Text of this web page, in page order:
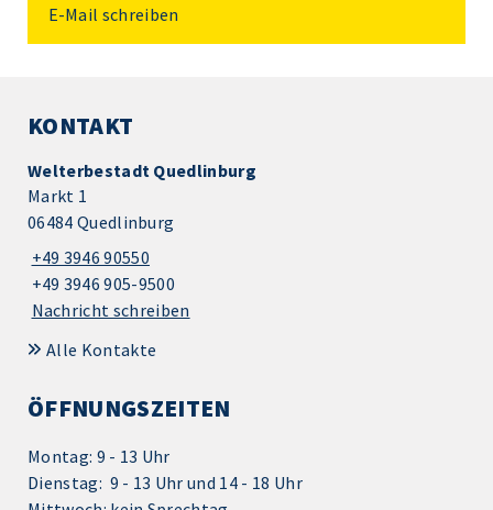
E-Mail schreiben
KONTAKT
Welterbestadt Quedlinburg
Markt 1
06484 Quedlinburg
+49 3946 90550
+49 3946 905-9500
Nachricht schreiben
Alle Kontakte
ÖFFNUNGSZEITEN
Montag: 9 - 13 Uhr
Dienstag: 9 - 13 Uhr und 14 - 18 Uhr